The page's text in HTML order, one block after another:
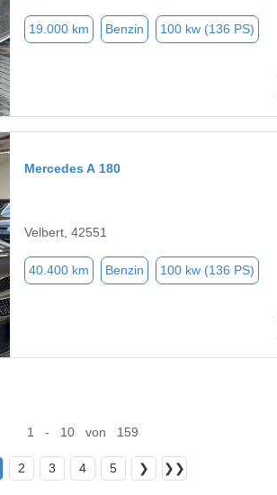
19.000 km Benzin 100 kw (136 PS)
Mercedes A 180
Velbert, 42551
40.400 km Benzin 100 kw (136 PS)
1 - 10 von 159
2 3 4 5 ❯ ❯❯